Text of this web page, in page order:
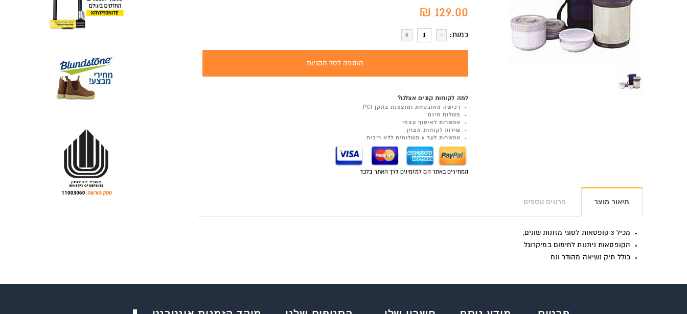
129.00 ₪
כמות:
הוספה לסל הקניות
למה לקוחות קונים אצלנו?
רכישה מאובטחת ומוצפנת בתקן PCI
משלוח חינם
אפשרות לאיסוף עצמי
שירות לקוחות מצוין
אפשרות לעד 6 תשלומים ללא ריבית
המחירים באתר הם למזמינים דרך האתר בלבד
תיאור מוצר פרטים נוספים
מכיל 3 קופסאות לסוגי מזונות שונים,
הקופסאות ניתנות לחימום במיקרוגל
כולל תיק נשיאה מהודר ונח